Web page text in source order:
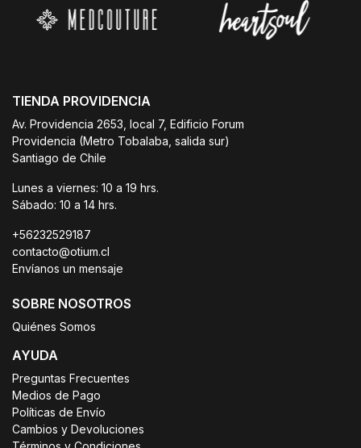
TIENDA PROVIDENCIA
Av. Providencia 2653, local 7, Edificio Forum
Providencia (Metro Tobalaba, salida sur)
Santiago de Chile
Lunes a viernes: 10 a 19 hrs.
Sábado: 10 a 14 hrs.
+56232529187
contacto@otium.cl
Envíanos un mensaje
SOBRE NOSOTROS
Quiénes Somos
AYUDA
Preguntas Frecuentes
Medios de Pago
Políticas de Envío
Cambios y Devoluciones